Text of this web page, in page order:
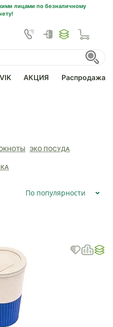
лицами по безналичному
АКЦИЯ Распродажа
ЭКО ПОСУДА
По популярности